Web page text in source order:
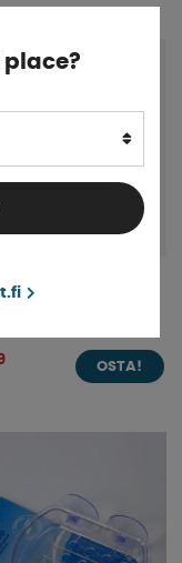
Soihtu Helene 27cm
OSTA!
place?